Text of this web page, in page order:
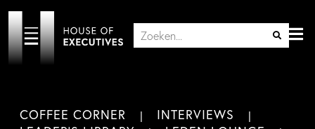
COFFEE CORNER
INTERVIEWS